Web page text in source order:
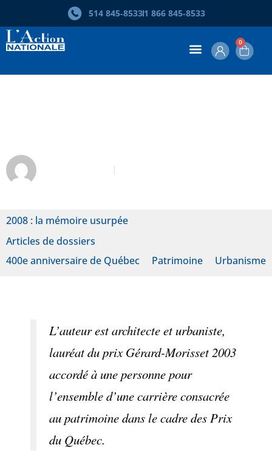
514 845‑85331 866 845‑8533
0
2008 : la mémoire usurpée
Articles de dossiers
400e anniversaire de Québec
Patrimoine Urbanisme
L’auteur est architecte et urbaniste,
lauréat du prix Gérard-Morisset 2003
accordé à une personne pour
l’ensemble d’une carrière consacrée
au patrimoine dans le cadre des Prix
du Québec.